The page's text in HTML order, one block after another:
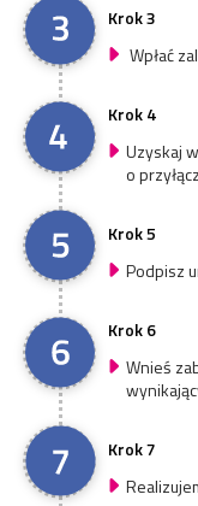
Krok 3
Wpłać
Krok 4
Uzyskaj
o
Krok 5
Podpisz
Krok 6
Wnieś
Krok 7